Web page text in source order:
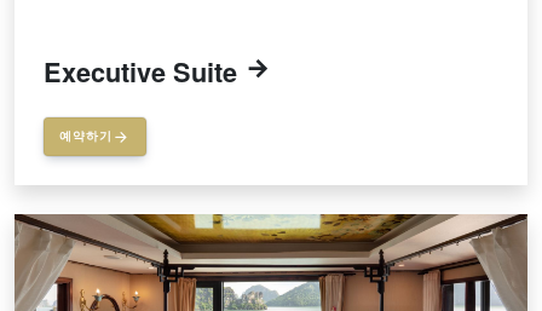
Executive Suite
예약하기